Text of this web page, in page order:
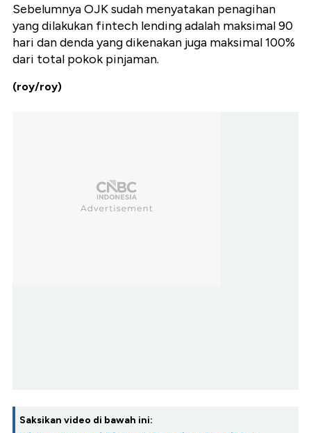
Sebelumnya OJK sudah menyatakan penagihan
yang dilakukan fintech lending adalah maksimal 90
hari dan denda yang dikenakan juga maksimal 100%
dari total pokok pinjaman.
(roy/roy)
Saksikan video di bawah ini: